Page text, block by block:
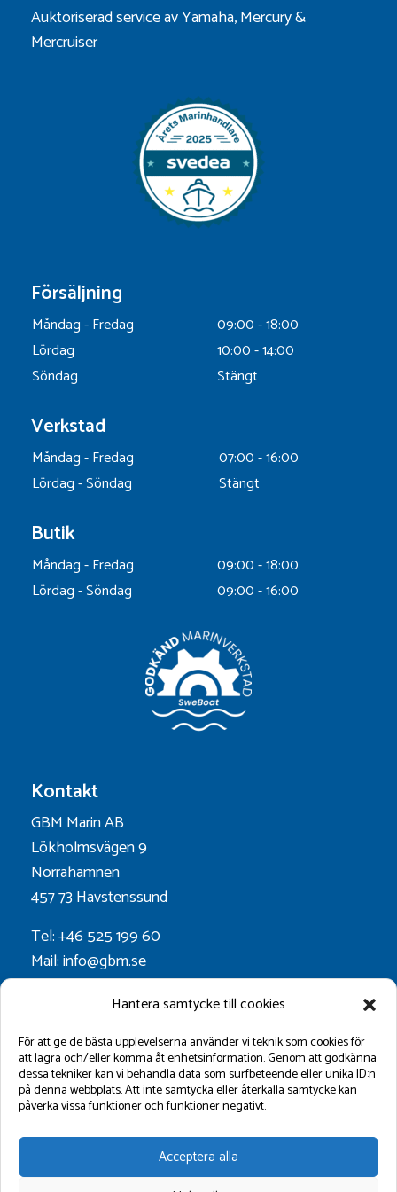
Hantera samtycke till cookies
För att ge de bästa upplevelserna använder vi teknik som cookies för
att lagra och/eller komma åt enhetsinformation. Genom att godkänna
dessa tekniker kan vi behandla data som surfbeteende eller unika ID:n
på denna webbplats. Att inte samtycka eller återkalla samtycke kan
påverka vissa funktioner och funktioner negativt.
Acceptera alla
Auktoriserad service av Yamaha, Mercury &
Mercruiser
Försäljning
Måndag - Fredag
09:00 - 18:00
Lördag
10:00 - 14:00
Söndag
Stängt
Verkstad
Måndag - Fredag
07:00 - 16:00
Lördag - Söndag
Stängt
Butik
Måndag - Fredag
09:00 - 18:00
Lördag - Söndag
09:00 - 16:00
Kontakt
GBM Marin AB
Lökholmsvägen 9
Norrahamnen
457 73 Havstenssund
Tel: +46 525 199 60
Mail: info@gbm.se
Org.nr. 556052-0628
Följ oss på: